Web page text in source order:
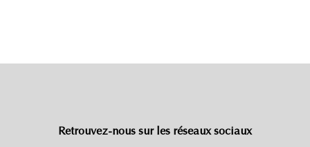
Retrouvez-nous sur les réseaux sociaux